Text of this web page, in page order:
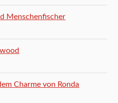
Menschenfischer
Charme von Ronda